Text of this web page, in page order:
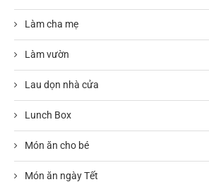
Làm cha mẹ
Làm vườn
Lau dọn nhà cửa
Lunch Box
Món ăn cho bé
Món ăn ngày Tết